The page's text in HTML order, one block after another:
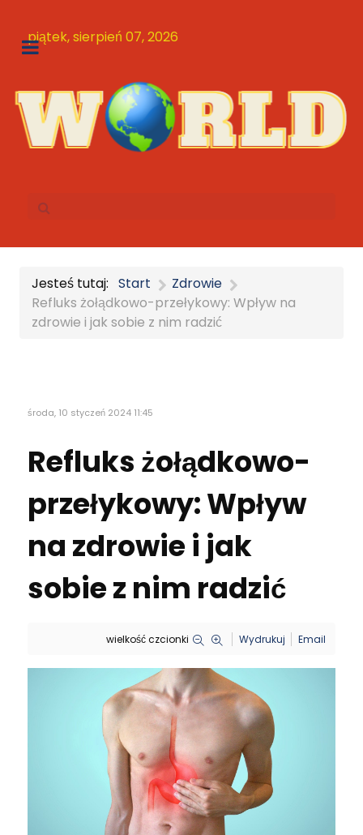
piątek, sierpień 07, 2026
Jesteś tutaj: Start
Zdrowie
Refluks żołądkowo-przełykowy: Wpływ na
zdrowie i jak sobie z nim radzić
środa, 10 styczeń 2024 11:45
Refluks żołądkowo-
przełykowy: Wpływ
na zdrowie i jak
sobie z nim radzić
wielkość czcionki Wydrukuj Email